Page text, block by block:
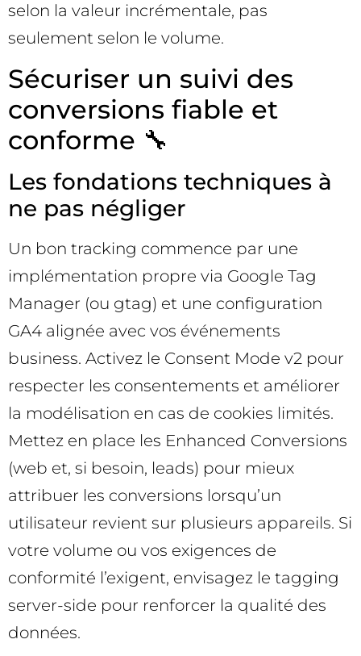
selon la valeur incrémentale, pas
seulement selon le volume.
Sécuriser un suivi des
conversions fiable et
conforme 🔧
Les fondations techniques à
ne pas négliger
Un bon tracking commence par une
implémentation propre via Google Tag
Manager (ou gtag) et une configuration
GA4 alignée avec vos événements
business. Activez le Consent Mode v2 pour
respecter les consentements et améliorer
la modélisation en cas de cookies limités.
Mettez en place les Enhanced Conversions
(web et, si besoin, leads) pour mieux
attribuer les conversions lorsqu’un
utilisateur revient sur plusieurs appareils. Si
votre volume ou vos exigences de
conformité l’exigent, envisagez le tagging
server-side pour renforcer la qualité des
données.